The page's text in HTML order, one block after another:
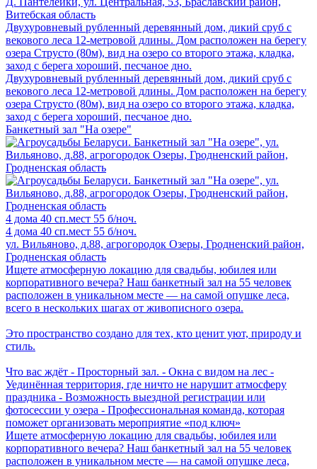
Витебская область
Двухуровневый рубленный деревянный дом, дикий сруб с
векового леса 12-метровой длины. Дом расположен на берегу
озера Струсто (80м), вид на озеро со второго этажа, кладка,
заход с берега хороший, песчаное дно.
Двухуровневый рубленный деревянный дом, дикий сруб с
векового леса 12-метровой длины. Дом расположен на берегу
озера Струсто (80м), вид на озеро со второго этажа, кладка,
заход с берега хороший, песчаное дно.
Банкетный зал "На озере"
4 дома 40 сп.мест 55 б/ноч.
4 дома 40 сп.мест 55 б/ноч.
ул. Вильяново, д.88, агрогородок Озеры, Гродненский район,
Гродненская область
Ищете атмосферную локацию для свадьбы, юбилея или
корпоративного вечера? Наш банкетный зал на 55 человек
расположен в уникальном месте — на самой опушке леса,
всего в нескольких шагах от живописного озера.
Это пространство создано для тех, кто ценит уют, природу и
стиль.
Что вас ждёт - Просторный зал. - Окна с видом на лес -
Уединённая территория, где ничто не нарушит атмосферу
праздника - Возможность выездной регистрации или
фотосессии у озера - Профессиональная команда, которая
поможет организовать мероприятие «под ключ»
Ищете атмосферную локацию для свадьбы, юбилея или
корпоративного вечера? Наш банкетный зал на 55 человек
расположен в уникальном месте — на самой опушке леса,